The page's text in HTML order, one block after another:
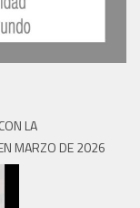
LA
MARZO DE 2026